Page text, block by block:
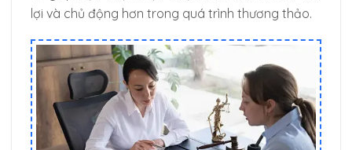
lợi và chủ động hơn trong quá trình thương thảo.